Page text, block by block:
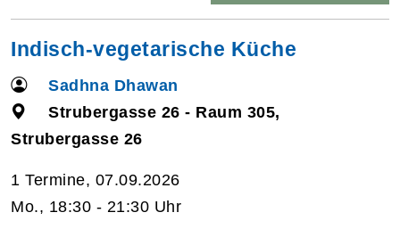
Indisch-vegetarische Küche
Sadhna Dhawan
Strubergasse 26 - Raum 305,
Strubergasse 26
1 Termine, 07.09.2026
Mo., 18:30 - 21:30 Uhr